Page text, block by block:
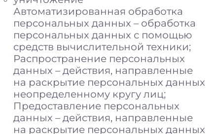
Автоматизированная обработка
персональных данных – обработка
персональных данных с помощью
средств вычислительной техники;
Распространение персональных
данных – действия, направленные
на раскрытие персональных данных
неопределенному кругу лиц;
Предоставление персональных
данных – действия, направленные
на раскрытие персональных данных